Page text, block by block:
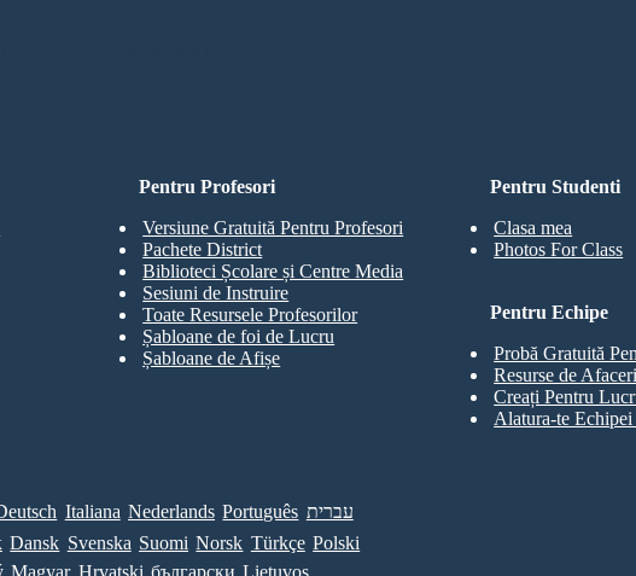
Pentru Studenti
Clasa mea
Photos For Class
Pentru Profesori
Versiune Gratuită Pentru Profesori
Pachete District
Biblioteci Școlare și Centre Media
Sesiuni de Instruire
Toate Resursele Profesorilor
Șabloane de foi de Lucru
Șabloane de Afișe
Pentru Echipe
Probă Gratuită
Resurse de Afaceri
Creați Pentru
Alatura-te
Italiana Nederlands Português עברית
Dansk Svenska Suomi Norsk Türkçe Polski
Magyar Hrvatski български Lietuvos